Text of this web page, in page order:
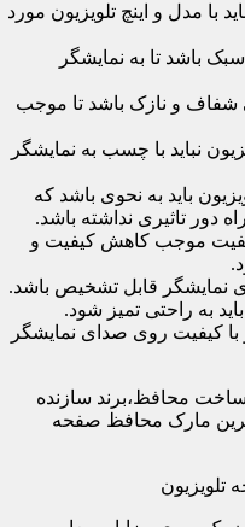
با مدل و اینچ تلویزیون مورد
باشد تا به نمایشگر
شفاف و نازک باشد تا موجب
نباید با چسب به نمایشگر
باید به نحوی باشد که
دور تاثیری نداشته باشد.
موجب کاهش کیفیت و
نمایشگر قابل تشخیص باشد.
به راحتی تمیز شود.
کیفیت روی صدای نمایشگر
ساخت محافظ،برند سازنده
مارک محافظ صفحه
تلویزیون